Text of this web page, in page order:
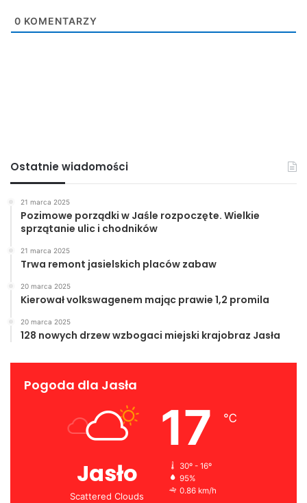
0 KOMENTARZY
Ostatnie wiadomości
21 marca 2025
Pozimowe porządki w Jaśle rozpoczęte. Wielkie
sprzątanie ulic i chodników
21 marca 2025
Trwa remont jasielskich placów zabaw
20 marca 2025
Kierował volkswagenem mając prawie 1,2 promila
20 marca 2025
128 nowych drzew wzbogaci miejski krajobraz Jasła
Pogoda dla Jasła
Jasło
Scattered Clouds
17 ℃
30º - 16º
95%
0.86 km/h